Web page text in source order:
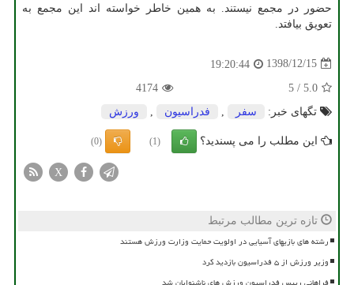
حضور در مجمع نیستند. به همین خاطر خواسته اند این مجمع به
تعویق بیافتد.
1398/12/15
19:20:44
5.0
/
5
4174
تگهای خبر:
سفر فدراسیون ورزش
این مطلب را می پسندید؟ (1)
(0)
X
تازه ترین مطالب مرتبط
رشته های بازیهای آسیایی در اولویت حمایت وزارت ورزش هستند
وزیر ورزش از ۵ فدراسیون بازدید کرد